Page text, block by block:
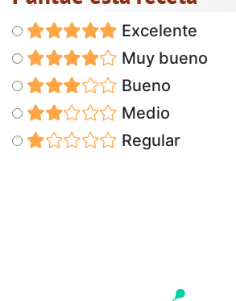
Excelente
Muy bueno
Bueno
Medio
Regular